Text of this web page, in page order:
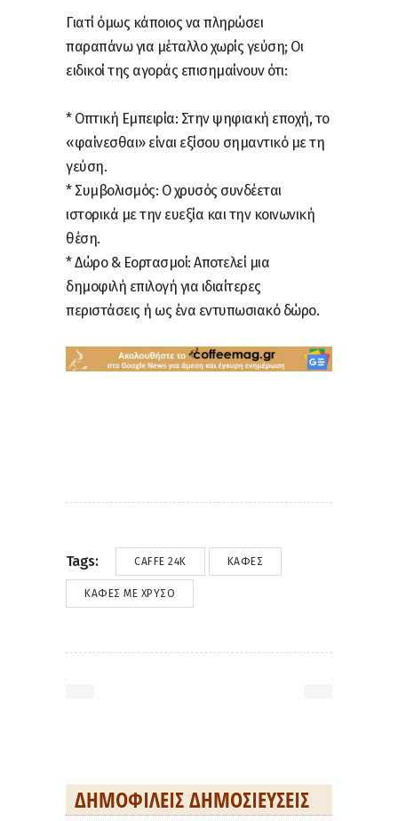
Γιατί όμως κάποιος να πληρώσει
παραπάνω για μέταλλο χωρίς γεύση; Οι
ειδικοί της αγοράς επισημαίνουν ότι:
* Οπτική Εμπειρία: Στην ψηφιακή εποχή, το
«φαίνεσθαι» είναι εξίσου σημαντικό με τη
γεύση.
* Συμβολισμός: Ο χρυσός συνδέεται
ιστορικά με την ευεξία και την κοινωνική
θέση.
* Δώρο & Εορτασμοί: Αποτελεί μια
δημοφιλή επιλογή για ιδιαίτερες
περιστάσεις ή ως ένα εντυπωσιακό δώρο.
Tags: CAFFE 24K ΚΑΦΈΣ
ΚΑΦΈΣ ΜΕ ΧΡΥΣΌ
ΔΗΜΟΦΙΛΕΊΣ ΔΗΜΟΣΙΕΎΣΕΙΣ